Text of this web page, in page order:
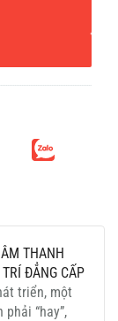
THANH
ĐẲNG CẤP
triển, một
“hay”,